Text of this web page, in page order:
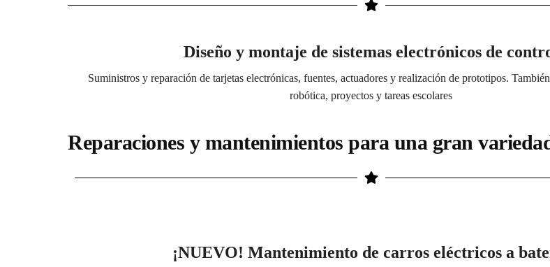
Diseño y montaje de sistemas electrónicos de
Suministros y reparación de tarjetas electrónicas, fuentes, actuadores y realización de prototipos.
robótica, proyectos y tareas escolares
Reparaciones y mantenimientos para una gran
¡NUEVO! Mantenimiento de carros eléctricos a